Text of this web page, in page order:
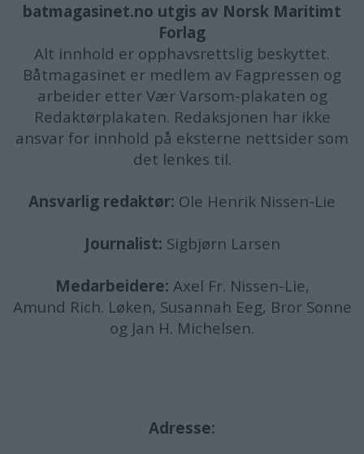
batmagasinet.no utgis av Norsk Maritimt
Forlag
Alt innhold er opphavsrettslig beskyttet.
Båtmagasinet er medlem av Fagpressen og
arbeider etter Vær Varsom-plakaten og
Redaktørplakaten. Redaksjonen har ikke
ansvar for innhold på eksterne nettsider som
det lenkes til.
Ansvarlig redaktør: Ole Henrik Nissen-Lie
Journalist: Sigbjørn Larsen
Medarbeidere: Axel Fr. Nissen-Lie,
Amund Rich. Løken, Susannah Eeg, Bror Sonne
og Jan H. Michelsen.
Adresse: